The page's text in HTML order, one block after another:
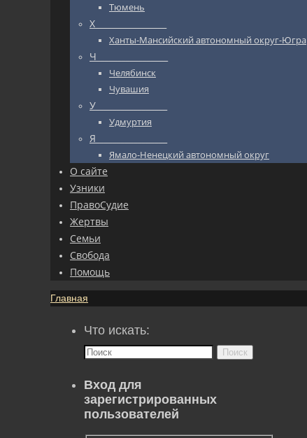
Тюмень
Х_________________
Ханты-Мансийский автономный округ-Югра
Ч_________________
Челябинск
Чувашия
У_________________
Удмуртия
Я_________________
Ямало-Ненецкий автономный округ
О сайте
Узники
ПравоСудие
Жертвы
Семьи
Свобода
Помощь
Главная
Что искать:
Поиск
Вход для
зарегистрированных
пользователей